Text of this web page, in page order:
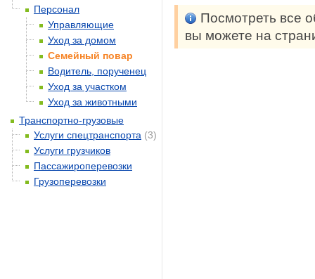
Посмотреть все
вы можете на
Персонал
Управляющие
Уход за домом
Семейный повар
Водитель, порученец
Уход за участком
Уход за животными
Транспортно-грузовые
Услуги спецтранспорта (3)
Услуги грузчиков
Пассажироперевозки
Грузоперевозки